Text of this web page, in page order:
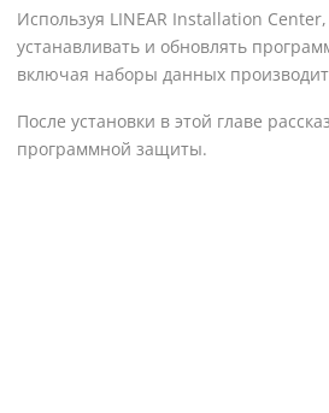
Используя LINEAR Installation Center
устанавливать и обновлять
включая наборы данных
После установки в этой главе
программной защиты.